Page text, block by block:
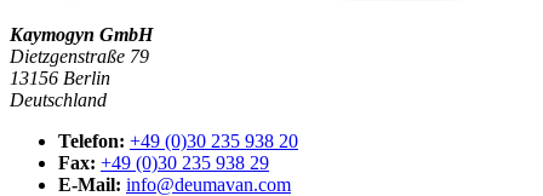
Kaymogyn GmbH
Dietzgenstraße 79
13156 Berlin
Deutschland
Telefon: +49 (0)30 235 938 20
Fax: +49 (0)30 235 938 29
E-Mail: info@deumavan.com